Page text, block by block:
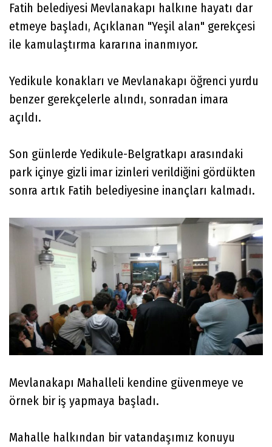
Fatih belediyesi Mevlanakapı halkıne hayatı dar
etmeye başladı, Açıklanan "Yeşil alan" gerekçesi
ile kamulaştırma kararına inanmıyor.
Yedikule konakları ve Mevlanakapı öğrenci yurdu
benzer gerekçelerle alındı, sonradan imara
açıldı.
Son günlerde Yedikule-Belgratkapı arasındaki
park içinye gizli imar izinleri verildiğini gördükten
sonra artık Fatih belediyesine inançları kalmadı.
Mevlanakapı Mahalleli kendine güvenmeye ve
örnek bir iş yapmaya başladı.
Mahalle halkından bir vatandaşımız konuyu